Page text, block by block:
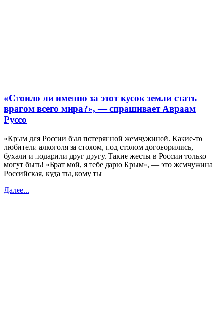
«Стоило ли именно за этот кусок земли стать
врагом всего мира?», — спрашивает Авраам
Руссо
«Крым для России был потерянной жемчужиной. Какие-то
любители алкоголя за столом, под столом договорились,
бухали и подарили друг другу. Такие жесты в России только
могут быть! «Брат мой, я тебе дарю Крым», — это жемчужина
Российская, куда ты, кому ты
Далее...